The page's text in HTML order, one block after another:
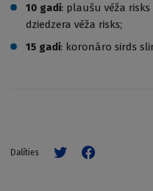
10 gadi: plaušu vēža
dziedzera vēža risks;
15 gadi: koronāro sirds
Dalīties